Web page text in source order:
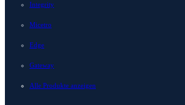
Integrity
Micetro
Edge
Gateway
Alle Produkte anzeigen